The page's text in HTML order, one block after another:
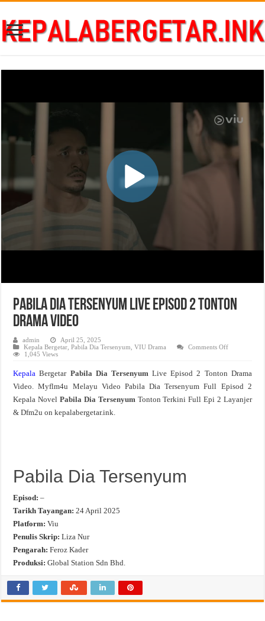
Pabila Dia Tersenyum Live Episod 2 Tonton
Drama Video
admin
April 25, 2025
Kepala Bergetar ,Pabila Dia Tersenyum ,VIU Drama Comments Offon
Live
2
Tonton
Drama
1,045 Views
Kepala Bergetar Pabila Dia TersenyumLive Episod 2 Tonton Drama
Video. Myflm4u Melayu Video Pabila Dia Tersenyum Full Episod 2
Kepala Novel Pabila Dia Tersenyum Tonton Terkini Full Epi 2 Layanjer
& Dfm2u on kepalabergetar.ink.
Pabila Dia Tersenyum
Episod: –
Tarikh Tayangan: 24 April 2025
Platform: Viu
Penulis Skrip: Liza Nur
Pengarah: Feroz Kader
Produksi: Global Station Sdn Bhd.